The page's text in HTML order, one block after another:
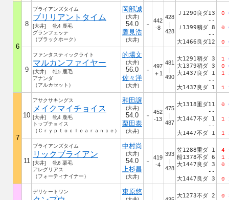
6
8
ブライアンズタイム
ブリリアントタイム
[大井] 牝4 鹿毛
グランフェッテ
（ブラックホーク）
岡部誠
(大井)
54.0
鷹見浩
(大井)
－
442
-8
428
｜
428
Ｊ1290良ダ13
--
Ｊ1399稍ダ 8
--
大1466良ダ12
0
0
0
9
ファンタスティックライト
マルカンファイヤー
[大井] 牡5 鹿毛
アナンダ
（アルカセット）
的場文
(大井)
56.0
佐々洋
(大井)
－
497
＋1
481
｜
490
大1291稍ダ 3
大1379稍ダ 3
大1437良ダ 1
--
大1437良ダ 1
1
0
1
1
7
10
アサクサキングス
メイクマイチョイス
[大井] 牝4 鹿毛
トップチョイス
（Ｃｒｙｐｔｏｃｌｅａｒａｎｃｅ）
和田譲
(大井)
54.0
栗田泰
(大井)
－
452
-13
475
｜
487
大1318重ダ11
--
大1447不ダ 1
--
大1447不ダ 1
0
1
1
11
ブライアンズタイム
リックブライアン
[大井] 牝6 栗毛
アレグリアス
（フォーティナイナー）
中村尚
(大井)
54.0
上杉昌
(大井)
－
419
-4
393
｜
428
笠1288重ダ 1
船1378不ダ 6
大1447良ダ 3
--
大1447良ダ 3
4
1
0
0
デリケートワン 東原悠
大1273不ダ 2
0